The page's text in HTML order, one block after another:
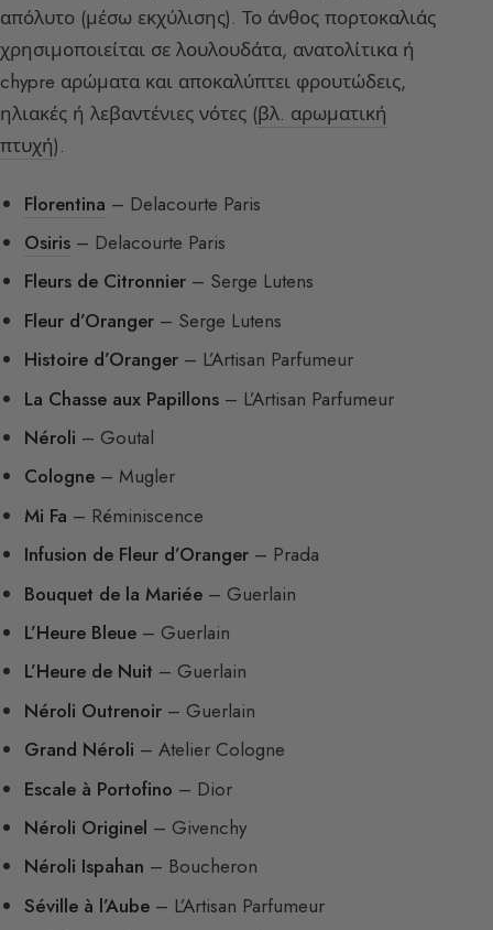
απόλυτο (μέσω εκχύλισης). Το άνθος πορτοκαλιάς
χρησιμοποιείται σε λουλουδάτα, ανατολίτικα ή
chypre αρώματα και αποκαλύπτει φρουτώδεις,
ηλιακές ή λεβαντένιες νότες (βλ. αρωματική
πτυχή).
Florentina – Delacourte Paris
Osiris – Delacourte Paris
Fleurs de Citronnier – Serge Lutens
Fleur d’Oranger – Serge Lutens
Histoire d’Oranger – L’Artisan Parfumeur
La Chasse aux Papillons – L’Artisan Parfumeur
Néroli – Goutal
Cologne – Mugler
Mi Fa – Réminiscence
Infusion de Fleur d’Oranger – Prada
Bouquet de la Mariée – Guerlain
L’Heure Bleue – Guerlain
L’Heure de Nuit – Guerlain
Néroli Outrenoir – Guerlain
Grand Néroli – Atelier Cologne
Escale à Portofino – Dior
Néroli Originel – Givenchy
Néroli Ispahan – Boucheron
Séville à l’Aube – L’Artisan Parfumeur